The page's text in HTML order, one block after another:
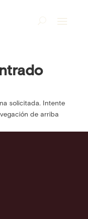
solicitada. Intente
de arriba